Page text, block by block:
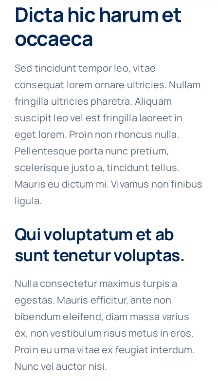
Dicta hic harum et
occaeca
Sed tincidunt tempor leo, vitae
consequat lorem ornare ultricies. Nullam
fringilla ultricies pharetra. Aliquam
suscipit leo vel est fringilla laoreet in
eget lorem. Proin non rhoncus nulla.
Pellentesque porta nunc pretium,
scelerisque justo a, tincidunt tellus.
Mauris eu dictum mi. Vivamus non finibus
ligula.
Qui voluptatum et ab
sunt tenetur voluptas.
Nulla consectetur maximus turpis a
egestas. Mauris efficitur, ante non
bibendum eleifend, diam massa varius
ex, non vestibulum risus metus in eros.
Proin eu urna vitae ex feugiat interdum.
Nunc vel auctor nisi.